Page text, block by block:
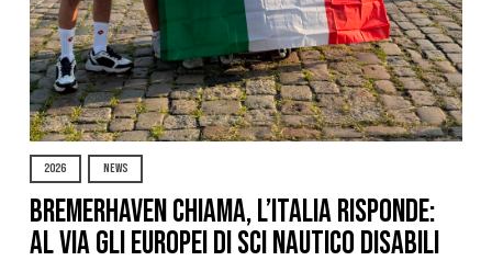
2026 NEWS
Bremerhaven chiama, l’Italia risponde:
al via gli Europei di Sci Nautico Disabili